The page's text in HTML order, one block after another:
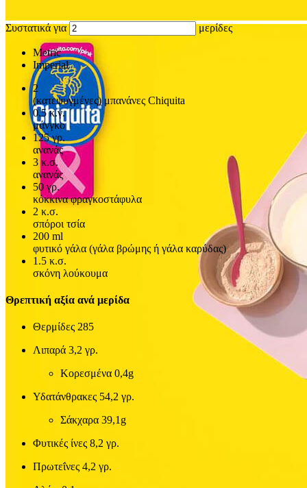
Συστατικά για μερίδες
Metric
Imperial
2
(κατεψυγμένες) μπανάνες Chiquita
0.5κ.γ.
μάνγκο
125γρ.
ανανάς
3 κ.σ.
ανανάς
50 γρ.
κόκκινα φραγκοστάφυλα
2 κ.σ.
σπόροι τσία
200 ml
φυτικό γάλα (γάλα βρώμης ή γάλα καρύδας)
1.5 κ.σ.
σκόνη λούκουμα
Θρεπτική αξία ανά μερίδα
Θερμίδες 285
Λιπαρά 3,2 γρ.
Κορεσμένα 0,4g
Υδατάνθρακες 54,2 γρ.
Σάκχαρα 39,1g
Φυτικές ίνες 8,2 γρ.
Πρωτεΐνες 4,2 γρ.